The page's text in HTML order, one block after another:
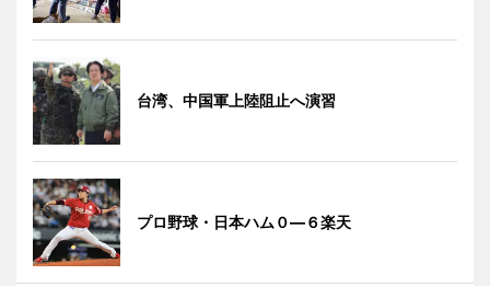
台湾、中国軍上陸阻止へ演習
プロ野球・日本ハム０―６楽天